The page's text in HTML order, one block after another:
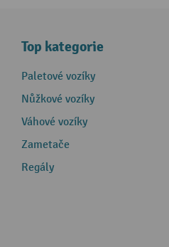
Top kategorie
Paletové vozíky
Nůžkové vozíky
Váhové vozíky
Zametače
Regály